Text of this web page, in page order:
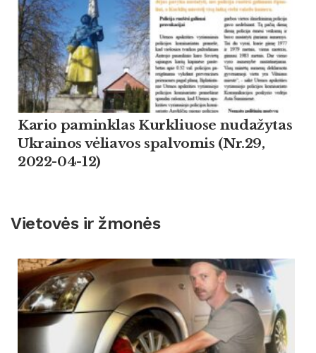
Kario paminklas Kurkliuose nudažytas
Ukrainos vėliavos spalvomis (Nr.29,
2022-04-12)
Vietovės ir žmonės